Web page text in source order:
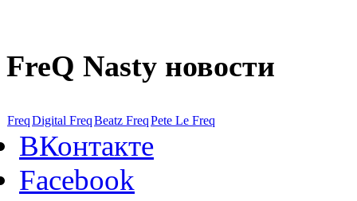
FreQ Nasty новости
FreqDigital FreqBeatz FreqPete Le Freq
ВКонтакте
Facebook